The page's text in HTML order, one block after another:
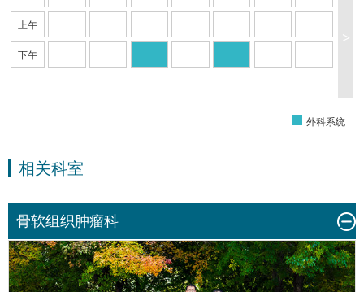
上午
下午
>
外科系统
相关科室
骨软组织肿瘤科